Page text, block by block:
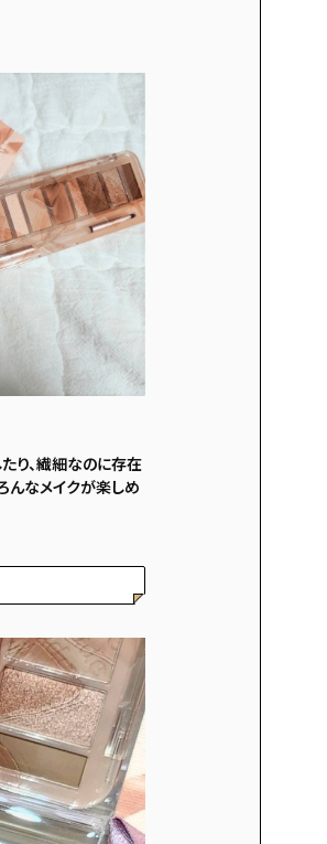
り、繊細なのに存在
んなメイクが楽しめ